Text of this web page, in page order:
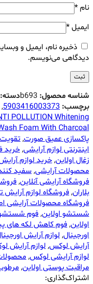
نام*
ایمیل*
ذخیره نام، ایمیل و
دیدگاهی می‌نویسم.
شناسه محصول: b693دسته:
برچسب: 5903416003373
,
POLLUTION Whitening
Foam With Charcoal
پاکسازی عمیق صورت,
اینترنتی لوازم آرایشی,خرید
زغال اولاین,خرید لوازم
محصولات آرایشی,سفید
فروشگاه آرایشی آنلاین,
بلاران,فروشگاه لوازم آرایش
فروشگاه محصولات آرایشی
شستشو اولاین,فوم شستشو
اولاین,فوم کاهش لکه های
اورجینال,لوازم آرایش
آرایش لوکس,لوازم آرایش
لوازم آرایشی لوکس,
مراقبت پوستی اولاین,
اشتراک‌گذاری: